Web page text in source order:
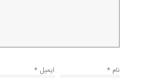
نام * ایمیل *